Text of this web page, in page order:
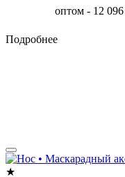
оптом - 12 096
Подробнее
★